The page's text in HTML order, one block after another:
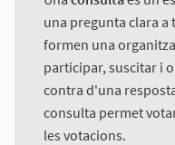
una pregunta clara a
formen una
participar, suscitar i
contra d'una
consulta permet
les votacions.